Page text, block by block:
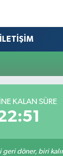
İLETİŞİM
KALAN SÜRE
döner, biri